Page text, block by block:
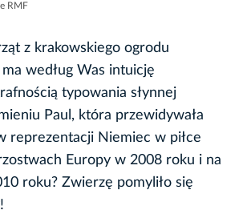
RMF
z krakowskiego ogrodu
według Was intuicję
typowania słynnej
Paul, która przewidywała
reprezentacji Niemiec w piłce
Europy w 2008 roku i na
roku? Zwierzę pomyliło się